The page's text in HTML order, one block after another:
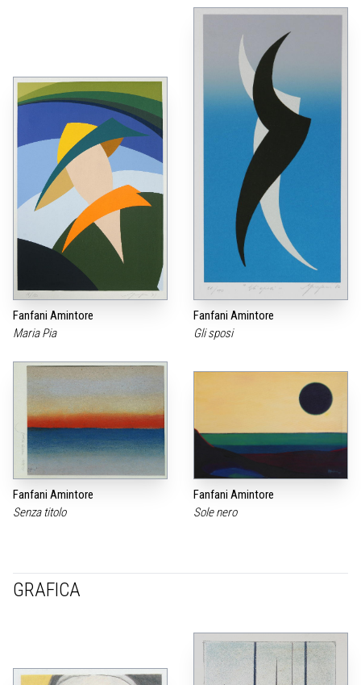
Fanfani Amintore
Maria Pia
Fanfani Amintore
Gli sposi
Fanfani Amintore
Senza titolo
Fanfani Amintore
Sole nero
GRAFICA